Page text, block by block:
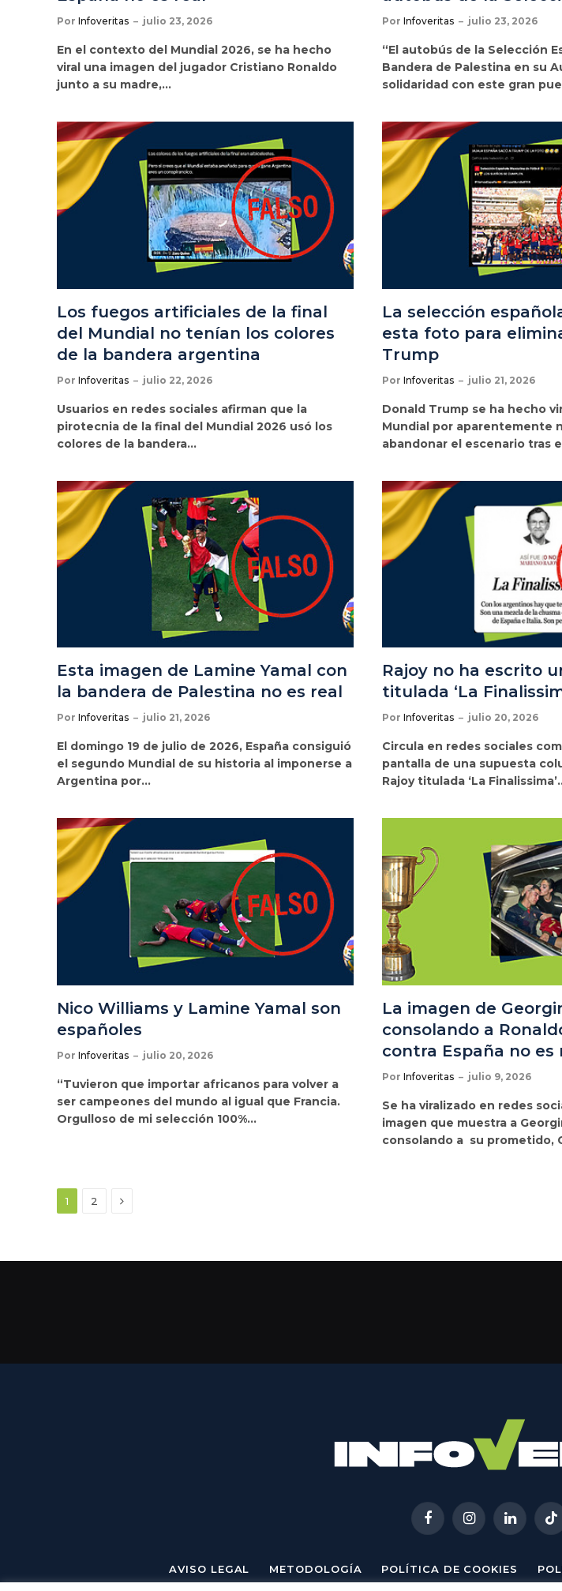
Por Infoveritas julio 23, 2026
En el contexto del Mundial 2026, se ha hecho
viral una imagen del jugador Cristiano Ronaldo
junto a su madre,…
Por Infoveritas julio 23, 2026
“El autobús de la Selección
Bandera de Palestina en su
solidaridad con este gran
Los fuegos artificiales de la final
del Mundial no tenían los colores
de la bandera argentina
Por Infoveritas julio 22, 2026
Usuarios en redes sociales afirman que la
pirotecnia de la final del Mundial 2026 usó los
colores de la bandera…
La selección
esta foto para
Trump
Por Infoveritas julio 21, 2026
Donald Trump se ha hecho
Mundial por aparentemente
abandonar el escenario tras
Esta imagen de Lamine Yamal con
la bandera de Palestina no es real
Por Infoveritas julio 21, 2026
El domingo 19 de julio de 2026, España consiguió
el segundo Mundial de su historia al imponerse a
Argentina por…
Rajoy no ha escrito
titulada ‘La
Por Infoveritas julio 20, 2026
Circula en redes sociales
pantalla de una supuesta
Rajoy titulada ‘La
Nico Williams y Lamine Yamal son
españoles
Por Infoveritas julio 20, 2026
“Tuvieron que importar africanos para volver a
ser campeones del mundo al igual que Francia.
Orgulloso de mi selección 100%…
La imagen de
consolando a
contra España no es
Por Infoveritas julio 9, 2026
Se ha viralizado en redes
imagen que muestra a
consolando a su prometido,
1 2 Siguiente
FacebookInstagramLinkedIn
AVISO LEGAL METODOLOGÍA POLÍTICA DE COOKIES